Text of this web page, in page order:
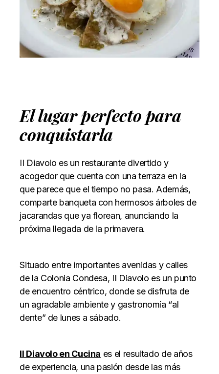
El lugar perfecto para
conquistarla
II Diavolo es un restaurante divertido y
acogedor que cuenta con una terraza en la
que parece que el tiempo no pasa. Además,
comparte banqueta con hermosos árboles de
jacarandas que ya florean, anunciando la
próxima llegada de la primavera.
Situado entre importantes avenidas y calles
de la Colonia Condesa, II Diavolo es un punto
de encuentro céntrico, donde se disfruta de
un agradable ambiente y gastronomía “al
dente” de lunes a sábado.
II Diavolo en Cucina es el resultado de años
de experiencia, una pasión desde las más